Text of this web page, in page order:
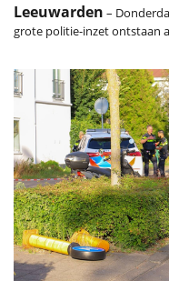
Leeuwarden –
grote politie-inzet ontstaan